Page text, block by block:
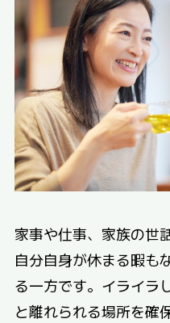
家事や仕事、家族の世
自分自身が休まる暇も
る一方です。イライラ
と離れられる場所を確